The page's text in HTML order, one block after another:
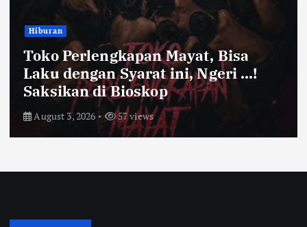
Bandung Raya
Farhan Pastikan Pasokan Pangan
Kota Bandung Aman Meski Harga
Ayam dan Timun Naik
July 31, 2026 62 views